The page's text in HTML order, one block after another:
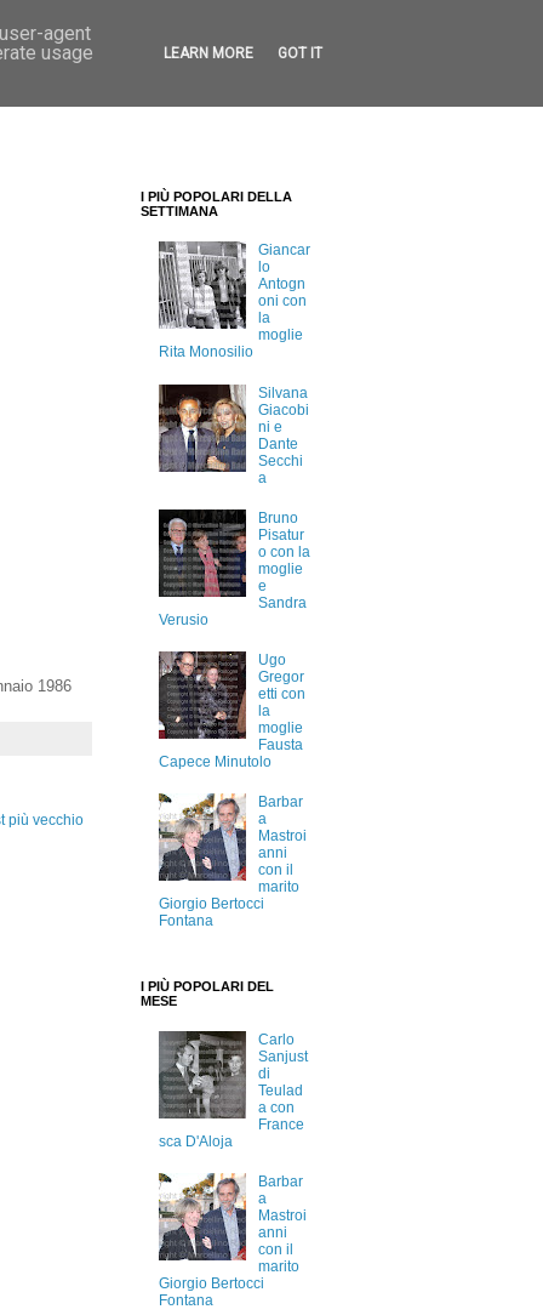
1986
più vecchio
I PIÙ POPOLARI DELLA
SETTIMANA
Giancar
lo
Antogn
oni con
la
moglie
Rita Monosilio
Silvana
Giacobi
ni e
Dante
Secchi
a
Bruno
Pisatur
o con la
moglie
e
Sandra
Verusio
Ugo
Gregor
etti con
la
moglie
Fausta
Capece Minutolo
Barbar
a
Mastroi
anni
con il
marito
Giorgio Bertocci
Fontana
I PIÙ POPOLARI DEL
MESE
Carlo
Sanjust
di
Teulad
a con
France
sca D'Aloja
Barbar
a
Mastroi
anni
con il
marito
Giorgio Bertocci
Fontana
agent
usage
LEARN MORE GOT IT